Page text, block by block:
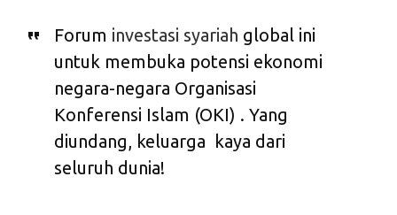
Forum investasi syariah global ini
untuk membuka potensi ekonomi
negara-negara Organisasi
Konferensi Islam (OKI) . Yang
diundang, keluarga kaya dari
seluruh dunia!